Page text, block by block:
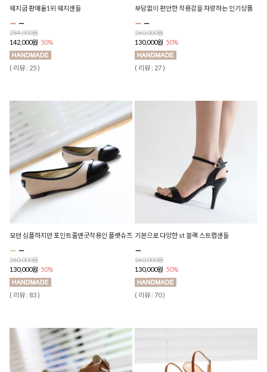
웨지굽 판매율1위 웨지샌들
284,000원
142,000원 50%
( 리뷰 : 25 )
부담없이 편안한 착용감을 자랑하는 인기상품
260,000원
130,000원 50%
( 리뷰 : 27 )
모던 심플하지만 포인트줄땐굿착용인 플랫슈즈
260,000원
130,000원 50%
( 리뷰 : 83 )
기본으로 다양한 st 블랙 스트랩샌들
260,000원
130,000원 50%
( 리뷰 : 70 )